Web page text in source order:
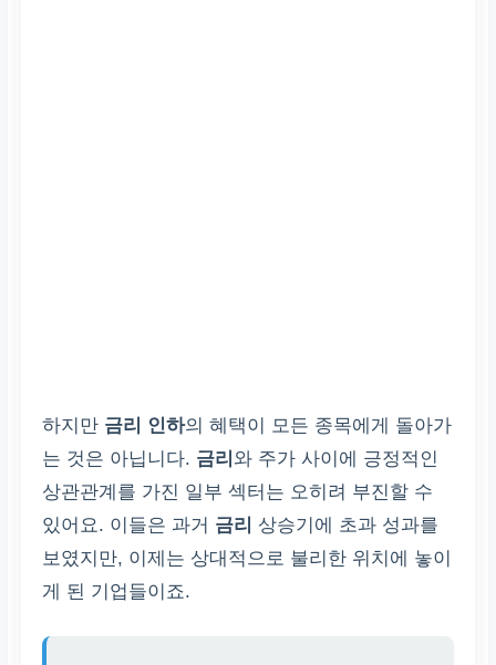
하지만 금리 인하의 혜택이 모든 종목에게 돌아가
는 것은 아닙니다. 금리 와 주가 사이에 긍정적인
상관관계를 가진 일부 섹터는 오히려 부진할 수
있어요. 이들은 과거 금리 상승기에 초과 성과를
보였지만, 이제는 상대적으로 불리한 위치에 놓이
게 된 기업들이죠.